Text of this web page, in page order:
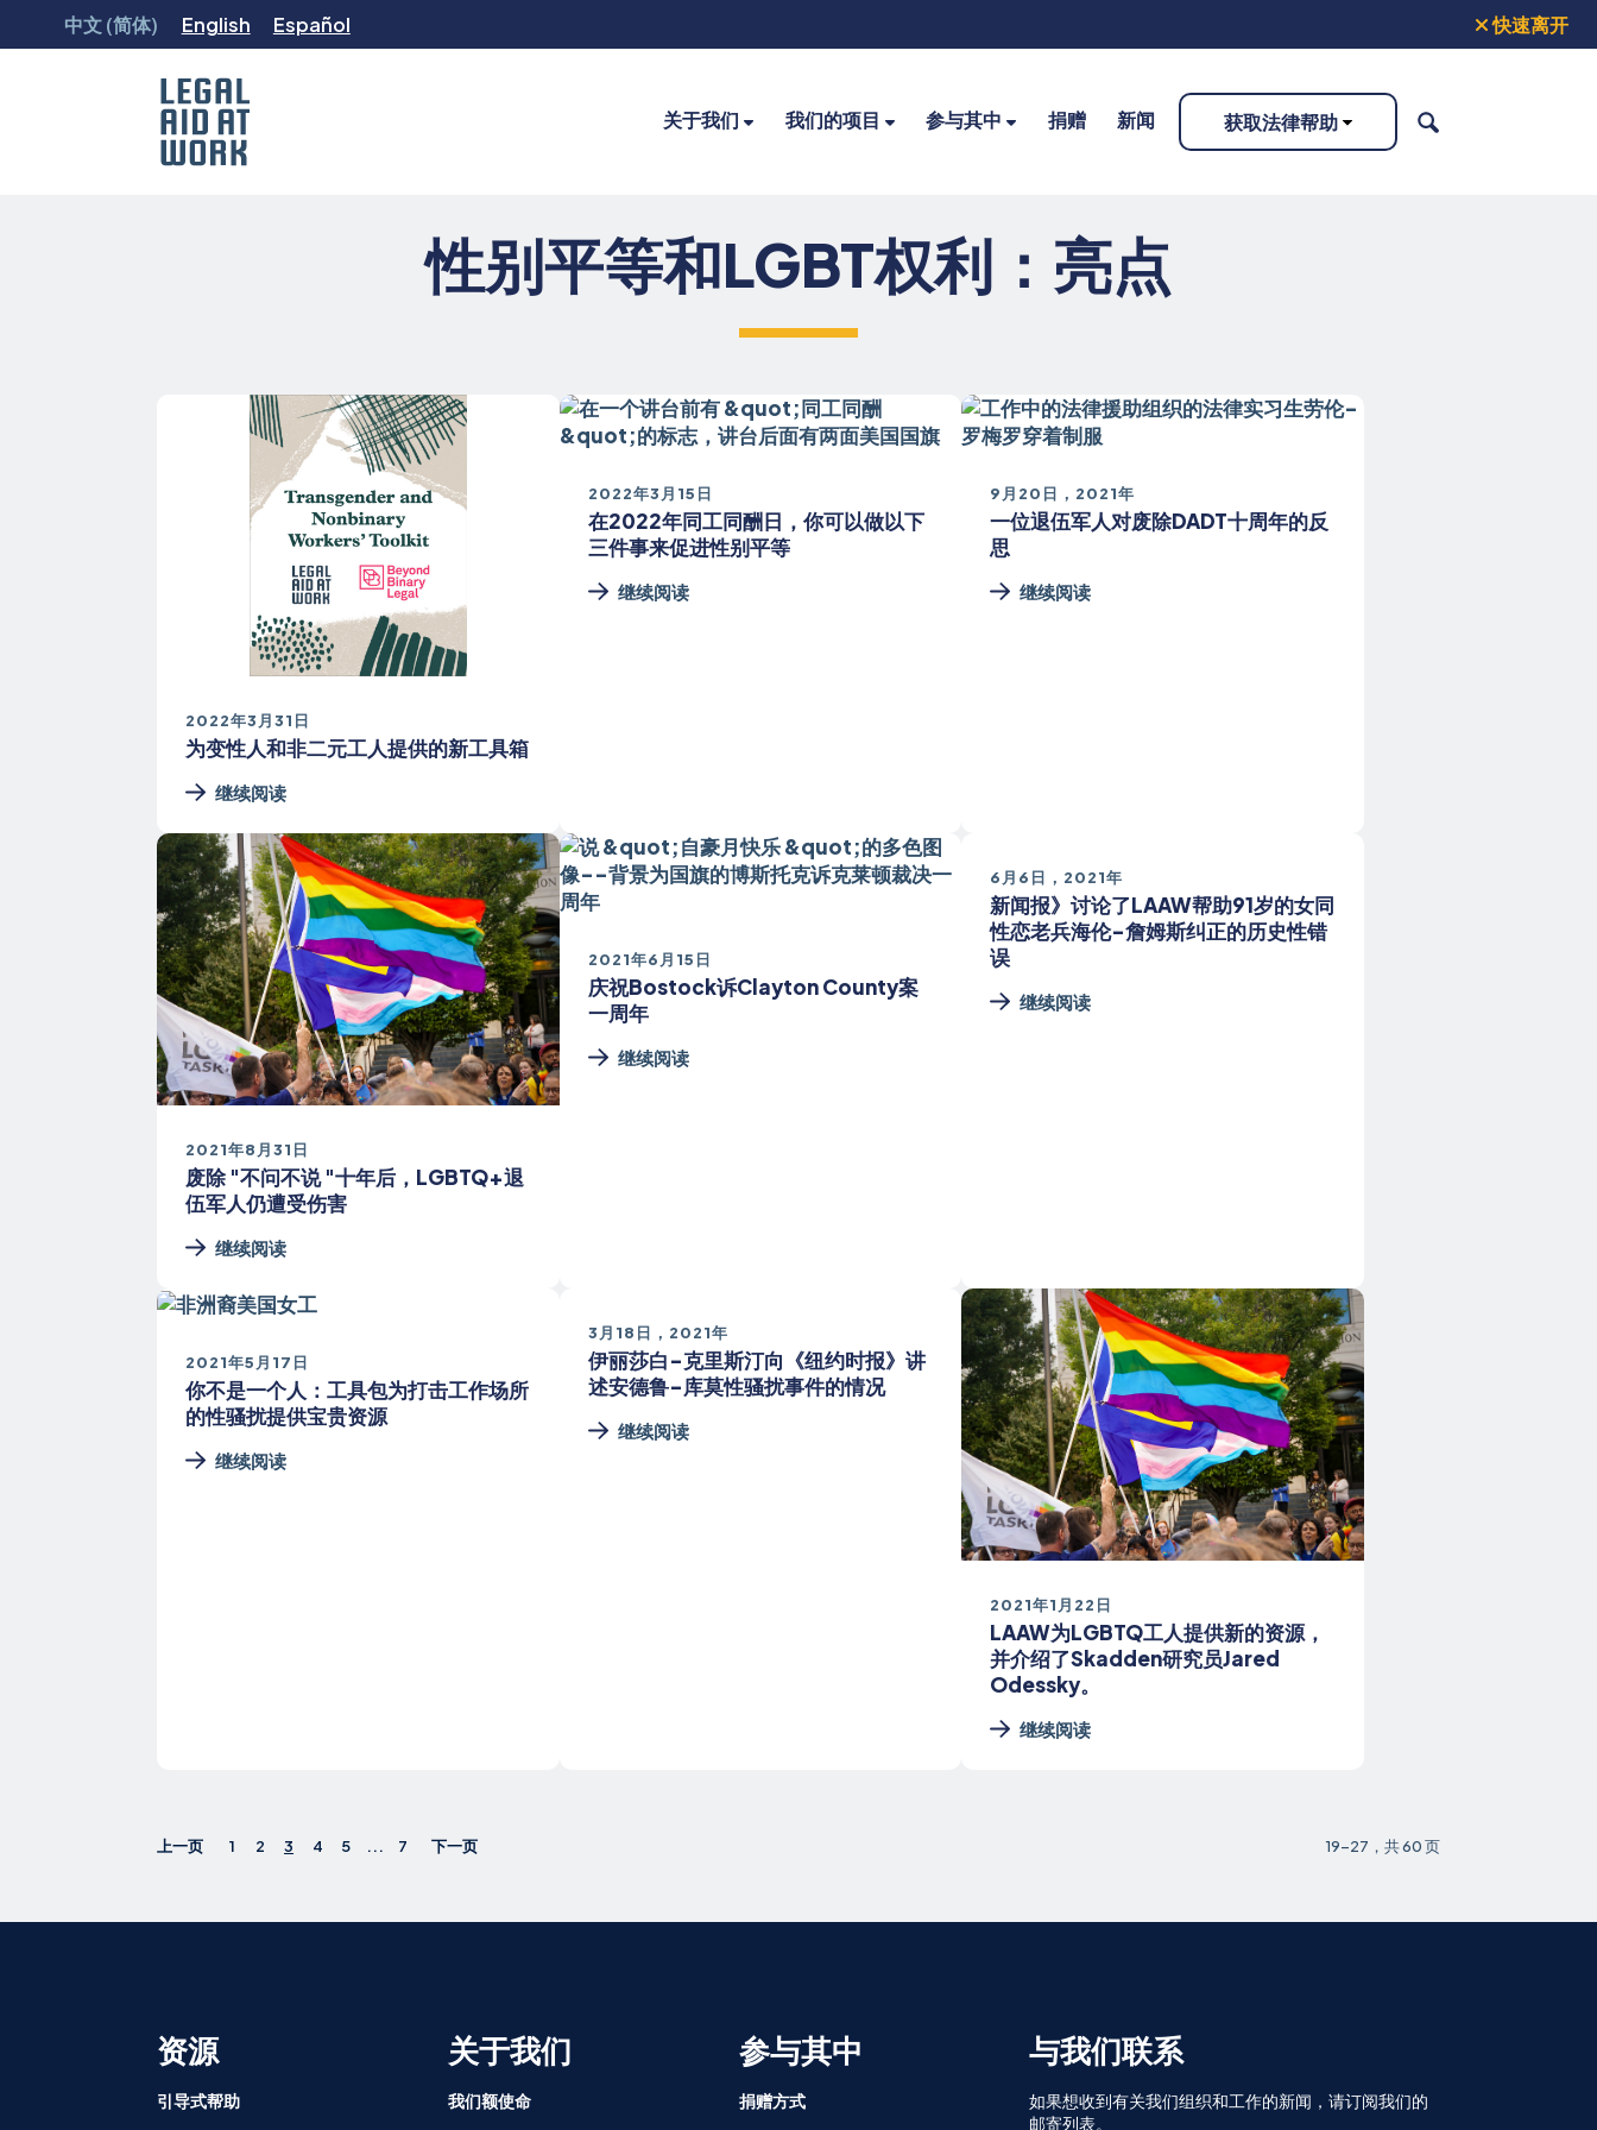
中文 (简体) English Español 快速离开
关于我们 我们的项目 参与其中 捐赠 新闻 获取法律帮助
搜
性别平等和LGBT权利：亮点
2022年3月31日
为变性人和非二元工人提供的新工具箱
继续阅读
2022年3月15日
在2022年同工同酬日，你可以做以下
三件事来促进性别平等
继续阅读
9月20日，2021年
一位退伍军人对废除DADT十周年的反
思
继续阅读
2021年8月31日
废除 "不问不说 "十年后，LGBTQ+退
伍军人仍遭受伤害
继续阅读
2021年6月15日
庆祝Bostock诉Clayton County案
一周年
继续阅读
6月6日，2021年
新闻报》讨论了LAAW帮助91岁的女同
性恋老兵海伦-詹姆斯纠正的历史性错
误
继续阅读
2021年5月17日
你不是一个人：工具包为打击工作场所
的性骚扰提供宝贵资源
继续阅读
3月18日，2021年
伊丽莎白-克里斯汀向《纽约时报》讲
述安德鲁-库莫性骚扰事件的情况
继续阅读
2021年1月22日
LAAW为LGBTQ工人提供新的资源，
并介绍了Skadden研究员Jared
Odessky。
继续阅读
上一页 1 2 3 4 5 ... 7 下一页 19-27，共 60 页
资源
引导式帮助
关于我们
我们额使命
参与其中
捐赠方式
与我们联系
如果想收到有关我们组织和工作的新闻，请订阅我们的
邮寄列表。